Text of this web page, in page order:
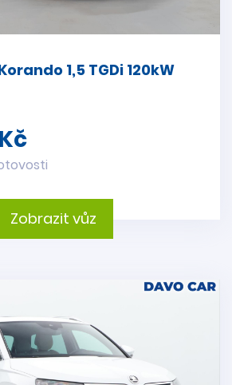
1,5 TGDi 120kW
Zobrazit vůz